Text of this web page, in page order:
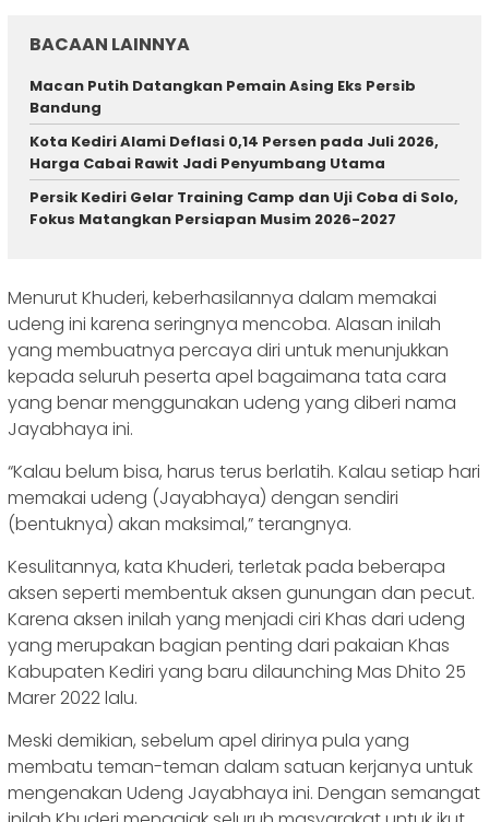
BACAAN LAINNYA
Macan Putih Datangkan Pemain Asing Eks Persib
Bandung
Kota Kediri Alami Deflasi 0,14 Persen pada Juli 2026,
Harga Cabai Rawit Jadi Penyumbang Utama
Persik Kediri Gelar Training Camp dan Uji Coba di Solo,
Fokus Matangkan Persiapan Musim 2026-2027
Menurut Khuderi, keberhasilannya dalam memakai
udeng ini karena seringnya mencoba. Alasan inilah
yang membuatnya percaya diri untuk menunjukkan
kepada seluruh peserta apel bagaimana tata cara
yang benar menggunakan udeng yang diberi nama
Jayabhaya ini.
“Kalau belum bisa, harus terus berlatih. Kalau setiap hari
memakai udeng (Jayabhaya) dengan sendiri
(bentuknya) akan maksimal,” terangnya.
Kesulitannya, kata Khuderi, terletak pada beberapa
aksen seperti membentuk aksen gunungan dan pecut.
Karena aksen inilah yang menjadi ciri Khas dari udeng
yang merupakan bagian penting dari pakaian Khas
Kabupaten Kediri yang baru dilaunching Mas Dhito 25
Marer 2022 lalu.
Meski demikian, sebelum apel dirinya pula yang
membatu teman-teman dalam satuan kerjanya untuk
mengenakan Udeng Jayabhaya ini. Dengan semangat